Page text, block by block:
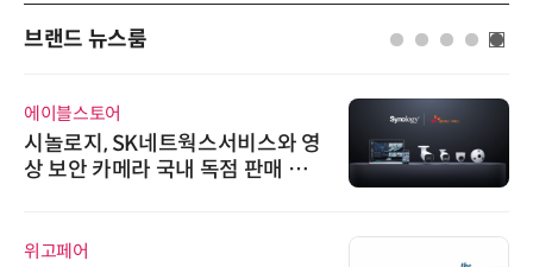
브랜드 뉴스룸
에이블스토어
시놀로지, SK네트웍스서비스와 영
상 보안 카메라 국내 독점 판매 파
위고페어